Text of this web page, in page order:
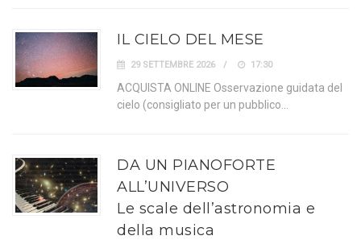
IL CIELO DEL MESE
29 SETTEMBRE 2026 17:30
ACQUISTA ONLINE Osservazione guidata del
cielo (consigliato per un pubblico…
DA UN PIANOFORTE
ALL’UNIVERSO
Le scale dell’astronomia e
della musica